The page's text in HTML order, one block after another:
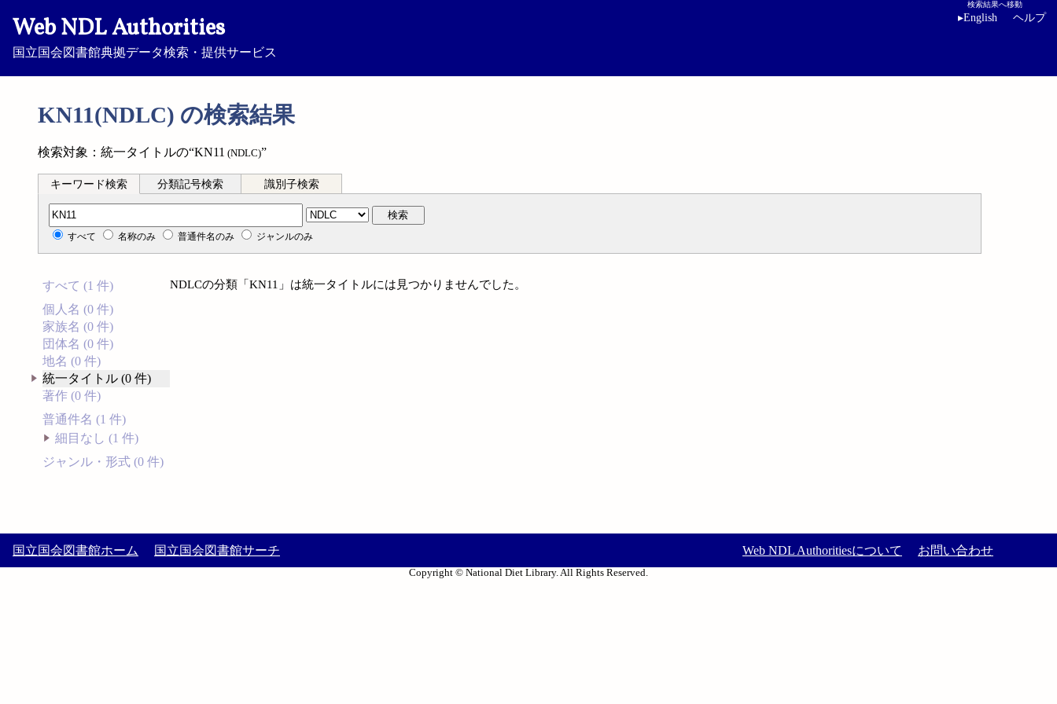
Web NDL Authorities
国立国会図書館典拠データ検索・提供サービス
検索結果へ移動
▸English ヘルプ
KN11(NDLC) の検索結果
検索対象：統一タイトルの“KN11 (NDLC)”
キーワード検索 分類記号検索 識別子検索
分類記号検索 検索
すべて 名称のみ 普通件名のみ ジャンルのみ
すべて (1 件)
個人名 (0 件)
家族名 (0 件)
団体名 (0 件)
地名 (0 件)
統一タイトル (0 件)
著作 (0 件)
普通件名 (1 件)
細目なし (1 件)
ジャンル・形式 (0 件)
NDLCの分類「KN11」は統一タイトルには見つかりませんでした。
国立国会図書館ホーム 国立国会図書館サーチ Web NDL Authoritiesについて お問い合わせ
Copyright © National Diet Library. All Rights Reserved.